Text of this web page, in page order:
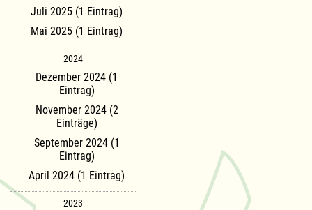
Juli 2025 (1 Eintrag)
Mai 2025 (1 Eintrag)
2024
Dezember 2024 (1
Eintrag)
November 2024 (2
Einträge)
September 2024 (1
Eintrag)
April 2024 (1 Eintrag)
2023